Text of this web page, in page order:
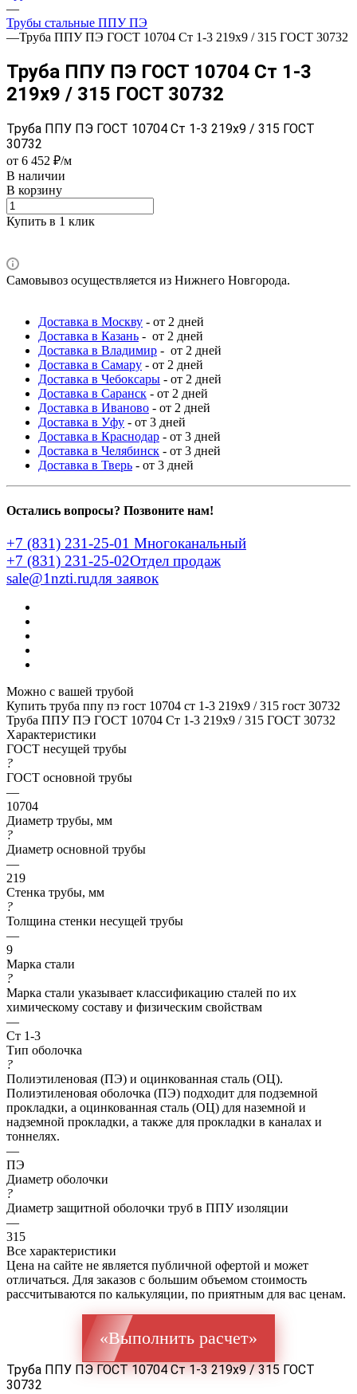
—
Трубы стальные ППУ ПЭ
—Труба ППУ ПЭ ГОСТ 10704 Ст 1-3 219x9 / 315 ГОСТ 30732
Труба ППУ ПЭ ГОСТ 10704 Ст 1-3
219x9 / 315 ГОСТ 30732
Труба ППУ ПЭ ГОСТ 10704 Ст 1-3 219x9 / 315 ГОСТ
30732
от 6 452 ₽/м
В наличии
В корзину
Купить в 1 клик
Самовывоз осуществляется из Нижнего Новгорода.
Доставка в Москву - от 2 дней
Доставка в Казань - от 2 дней
Доставка в Владимир - от 2 дней
Доставка в Самару - от 2 дней
Доставка в Чебоксары - от 2 дней
Доставка в Саранск - от 2 дней
Доставка в Иваново - от 2 дней
Доставка в Уфу - от 3 дней
Доставка в Краснодар - от 3 дней
Доставка в Челябинск - от 3 дней
Доставка в Тверь - от 3 дней
Остались вопросы? Позвоните нам!
+7 (831) 231-25-01 Многоканальный
+7 (831) 231-25-02Отдел продаж
sale@1nzti.ruдля заявок
Можно с вашей трубой
Купить труба ппу пэ гост 10704 ст 1-3 219x9 / 315 гост 30732
Труба ППУ ПЭ ГОСТ 10704 Ст 1-3 219x9 / 315 ГОСТ 30732
Характеристики
ГОСТ несущей трубы
?
ГОСТ основной трубы
—
10704
Диаметр трубы, мм
?
Диаметр основной трубы
—
219
Стенка трубы, мм
?
Толщина стенки несущей трубы
—
9
Марка стали
?
Марка стали указывает классификацию сталей по их
химическому составу и физическим свойствам
—
Ст 1-3
Тип оболочка
?
Полиэтиленовая (ПЭ) и оцинкованная сталь (ОЦ).
Полиэтиленовая оболочка (ПЭ) подходит для подземной
прокладки, а оцинкованная сталь (ОЦ) для наземной и
надземной прокладки, а также для прокладки в каналах и
тоннелях.
—
ПЭ
Диаметр оболочки
?
Диаметр защитной оболочки труб в ППУ изоляции
—
315
Все характеристики
Цена на сайте не является публичной офертой и может
отличаться. Для заказов с большим объемом стоимость
рассчитываются по калькуляции, по приятным для вас ценам.
«Выполнить расчет»
Труба ППУ ПЭ ГОСТ 10704 Ст 1-3 219x9 / 315 ГОСТ
30732